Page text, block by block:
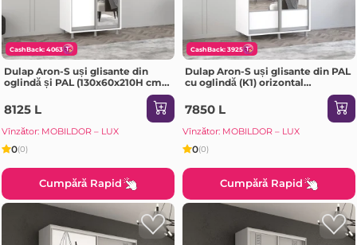
CashBack: 4063
Dulap Aron-S uși glisante din
oglindă și PAL (130x60x210H cm)
8125 L
Vînzător: MOBILDOR – LUX
0(0)
Cumpără Rapid
CashBack: 3925
Dulap Aron-S uși glisante din PAL
cu oglindă (K1) orizontal
7850 L
Vînzător: MOBILDOR – LUX
0(0)
Cumpără Rapid